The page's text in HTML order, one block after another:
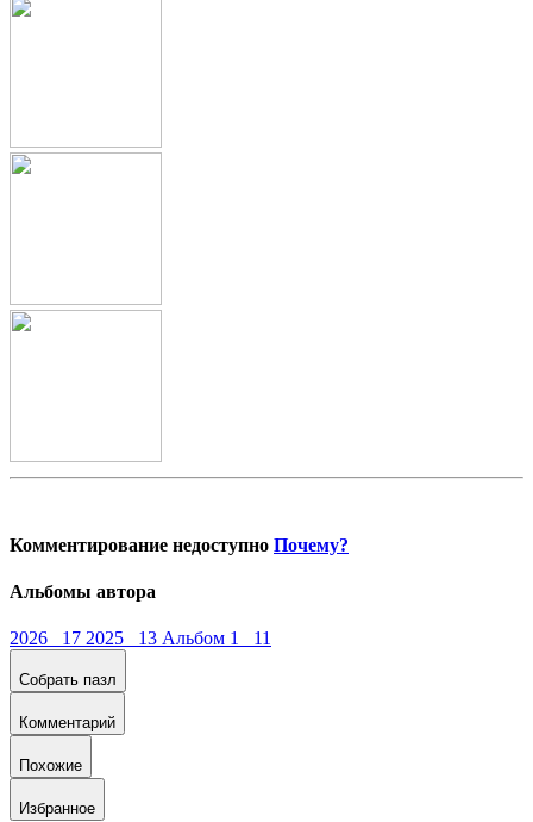
Комментирование недоступно Почему?
Альбомы автора
2026 17 2025 13 Альбом 1 11
Собрать пазл
Комментарий
Похожие
Избранное